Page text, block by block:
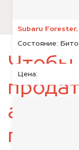
Subaru
Состояние:
Цена:
Чтобы